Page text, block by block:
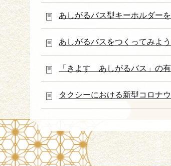
あしがるバス型キーホルダー
あしがるバスをつくってみよう
「きよす あしがるバス」の
タクシーにおける新型コロナ